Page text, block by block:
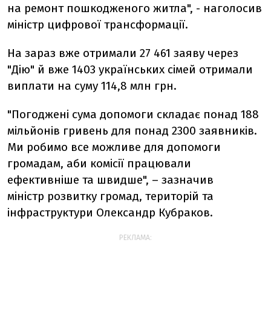
на ремонт пошкодженого житла", - наголосив
міністр цифрової трансформації.
На зараз вже отримали 27 461 заяву через
"Дію" й вже 1403 українських сімей отримали
виплати на суму 114,8 млн грн.
"Погоджені сума допомоги складає понад 188
мільйонів гривень для понад 2300 заявників.
Ми робимо все можливе для допомоги
громадам, аби комісії працювали
ефективніше та швидше", – зазначив
міністр розвитку громад, територій та
інфраструктури Олександр Кубраков.
РЕКЛАМА: